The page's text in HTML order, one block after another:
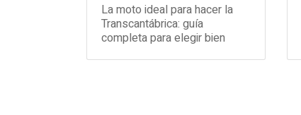
La moto ideal para hacer la
Transcantábrica: guía
completa para elegir bien